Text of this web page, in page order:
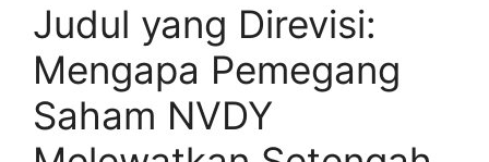
Judul yang Direvisi:
Mengapa Pemegang
Saham NVDY